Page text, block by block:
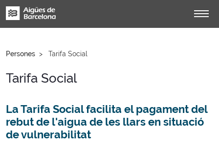
Persones Tarifa Social
Tarifa Social
La Tarifa Social facilita el pagament del
rebut de l'aigua de les llars en situació
de vulnerabilitat